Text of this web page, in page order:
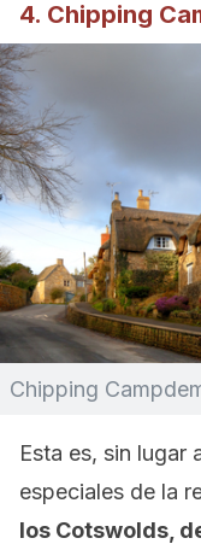
4. Chipping
Chipping
Esta es, sin lugar
especiales de la
los Cotswolds,